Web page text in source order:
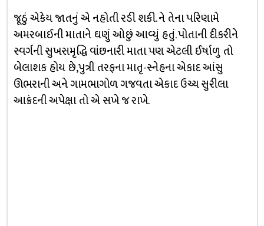
જૂઠું એકેય જાતનું એ નહોતી રડી શકી. ને તેના પરિણામે
અમરબાઈની માતાને ઘણું ઓછું આવ્યું હતું. પોતાની દીકરીને
સ્વર્ગની સુખસમૃદ્ધિ વાંછનારી માતા પણ એટલી ઈર્ષાળુ તો
બેલાશક હોય છે,પુત્રી તરફના માતૃ-સ્નેહના એકાદ આંસુ
ઊભરાની અને ગામભાગોળ ગજવતા એકાદ ઉચ્ચ સુરીલા
આક્રંદની અપેક્ષા તો એ સખે જ રાખે.